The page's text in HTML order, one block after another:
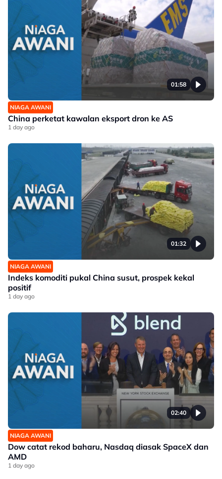
01:58
NIAGA AWANI
China perketat kawalan eksport dron ke AS
1 day ago
01:32
NIAGA AWANI
Indeks komoditi pukal China susut, prospek kekal
positif
1 day ago
02:40
NIAGA AWANI
Dow catat rekod baharu, Nasdaq diasak SpaceX dan
AMD
1 day ago